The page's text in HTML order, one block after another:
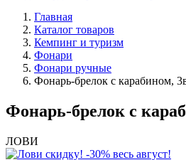
Главная
Каталог товаров
Кемпинг и туризм
Фонари
Фонари ручные
Фонарь-брелок с карабином,
Фонарь-брелок с
ЛОВИ